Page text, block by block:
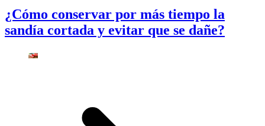
¿Cómo conservar por más tiempo la
sandía cortada y evitar que se dañe?